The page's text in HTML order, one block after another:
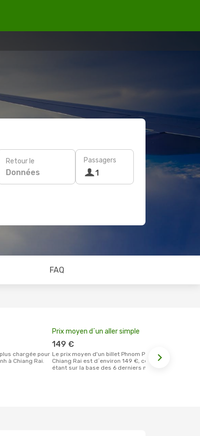
Retour le
Données
Passagers
1
FAQ
à Chiang Rai.
Prix moyen d´un aller simple
149 €
Le prix moyen d'un billet Phnom Penh
Chiang Rai est d´environ 149 €, ce prix
étant sur la base des 6 derniers mois.